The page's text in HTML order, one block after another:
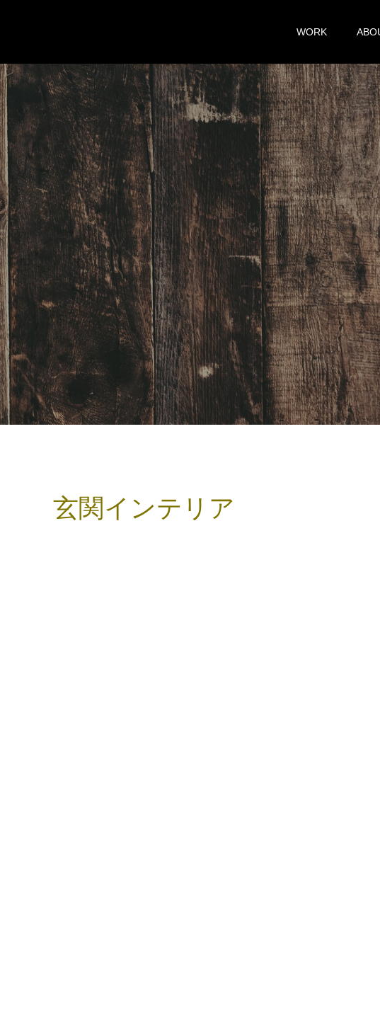
WORK
玄関インテリア